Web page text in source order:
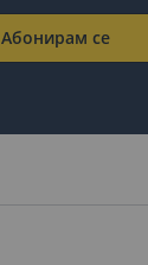
Абонирам се